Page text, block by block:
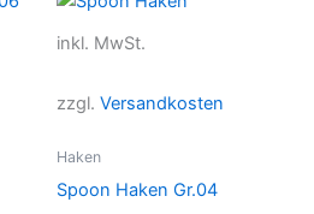
inkl. MwSt.
zzgl. Versandkosten
Haken
Spoon Haken Gr.04